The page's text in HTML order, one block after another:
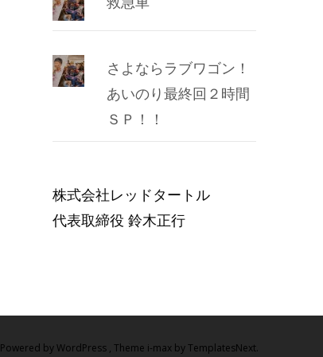
さよならラブワゴン！
あいのり最終回２時間
ＳＰ！！
株式会社レッドタートル
代表取締役 鈴木正行
Powered by WordPress , Theme i-max by TemplatesNext.